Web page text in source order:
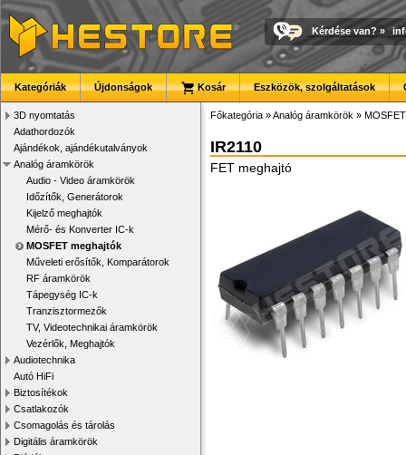
Kérdése van? »
Kategóriák Újdonságok Kosár Eszközök, szolgáltatások
3D nyomtatás
Adathordozók
Ajándékok, ajándékutalványok
Analóg áramkörök
Audio - Video áramkörök
Időzítők, Generátorok
Kijelző meghajtók
Mérő- és Konverter IC-k
MOSFET meghajtók
Műveleti erősítők, Komparátorok
RF áramkörök
Tápegység IC-k
Tranzisztormezők
TV, Videotechnikai áramkörök
Vezérlők, Meghajtók
Audiotechnika
Autó HiFi
Biztosítékok
Csatlakozók
Csomagolás és tárolás
Digitális áramkörök
Főkategória »Analóg áramkörök »
IR2110
FET meghajtó